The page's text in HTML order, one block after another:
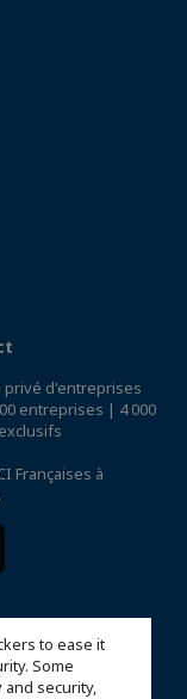
to ease it
Some
security,
privé d'entreprises
entreprises | 4 000
Françaises à